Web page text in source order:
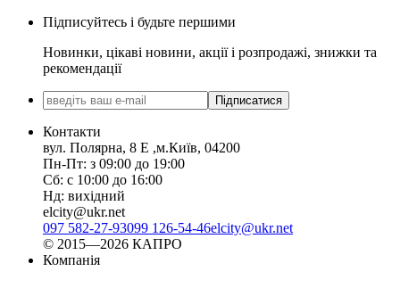
Підписуйтесь і будьте першими
Новинки, цікаві новини, акції і розпродажі, знижки та
рекомендації
Підписатися
Контакти
вул. Полярна, 8 Е ,м.Київ, 04200
Пн-Пт: з 09:00 до 19:00
Сб: с 10:00 до 16:00
Нд: вихідний
elcity@ukr.net
097 582-27-93099 126-54-46elcity@ukr.net
© 2015—2026 КАПРО
Компанія